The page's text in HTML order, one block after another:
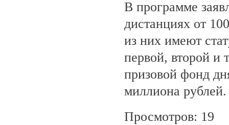
В программе
дистанциях от
из них имеют
первой, второй и
призовой фонд
миллиона рублей.
Просмотров: 19